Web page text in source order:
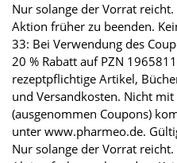
Nur solange der Vorrat
Aktion früher zu beenden.
33: Bei Verwendung des
20 % Rabatt auf PZN
rezeptpflichtige Artikel,
und Versandkosten. Nicht
(ausgenommen Coupons)
unter www.pharmeo.de.
Nur solange der Vorrat